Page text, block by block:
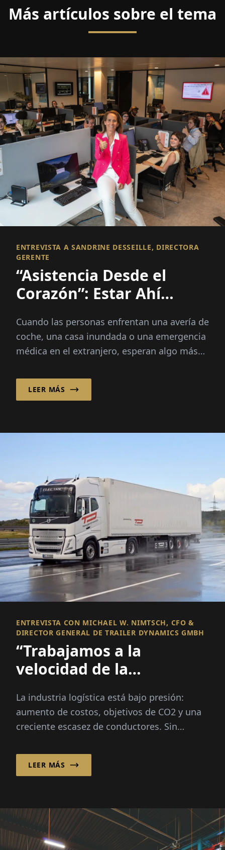
Más artículos sobre el tema
ENTREVISTA A SANDRINE DESSEILLE, DIRECTORA
GERENTE
“Asistencia Desde el
Corazón”: Estar Ahí
Cuando las personas enfrentan una avería de
coche, una casa inundada o una emergencia
médica en el extranjero, esperan algo más
seguridad, guía...
LEER MÁS
ENTREVISTA CON MICHAEL W. NIMTSCH, CFO &
DIRECTOR GENERAL DE TRAILER DYNAMICS GMBH
“Trabajamos a la
velocidad de la
Lamentablemente la
burocracia no”
La industria logística está bajo presión:
aumento de costos, objetivos de CO2 y una
creciente escasez de conductores. Sin
firmemente en un...
LEER MÁS